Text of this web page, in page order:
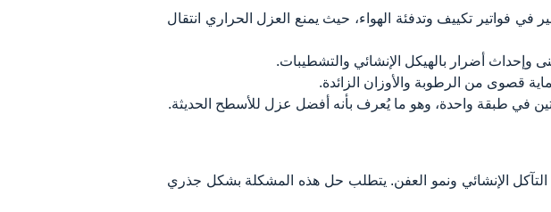
في فواتير تكييف وتدفئة الهواء، حيث يمنع العزل الحراري انتقال
وإحداث أضرار بالهيكل الإنشائي والتشطيبات.
قصوى من الرطوبة والأوزان الزائدة.
في طبقة واحدة، وهو ما يُعرف بأنه أفضل عزل للأسطح الحديثة.
الإنشائي ونمو العفن. يتطلب حل هذه المشكلة بشكل جذري